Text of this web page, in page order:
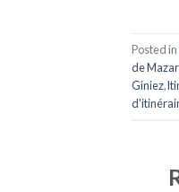
Posted in
de
Giniez,